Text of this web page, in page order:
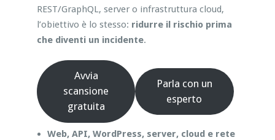
REST/GraphQL, server o infrastruttura cloud,
l’obiettivo è lo stesso: ridurre il rischio prima
che diventi un incidente.
Avvia
scansione
gratuita
Parla con un
esperto
Web, API, WordPress, server, cloud e rete